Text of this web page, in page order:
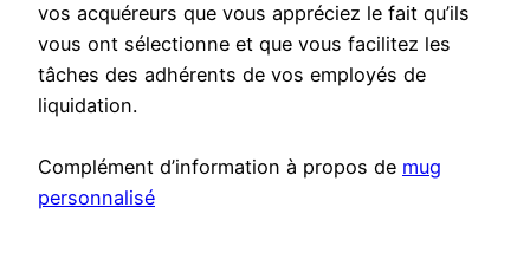
vos acquéreurs que vous appréciez le fait qu’ils
vous ont sélectionne et que vous facilitez les
tâches des adhérents de vos employés de
liquidation.
Complément d’information à propos de mug
personnalisé